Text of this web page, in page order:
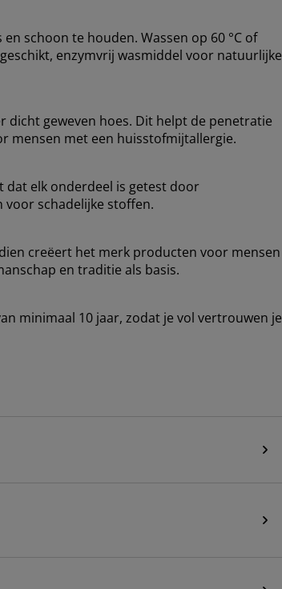
schoon te houden. Wassen op 60 °C of
enzymvrij wasmiddel voor natuurlijke
dicht geweven hoes. Dit helpt de penetratie
mensen met een huisstofmijtallergie.
dat elk onderdeel is getest door
voor schadelijke stoffen.
creëert het merk producten voor mensen
en traditie als basis.
minimaal 10 jaar, zodat je vol vertrouwen je